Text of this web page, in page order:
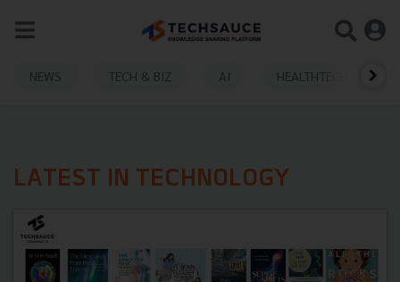
NEWS TECH & BIZ AI HEALTHTECH
LATEST IN TECHNOLOGY